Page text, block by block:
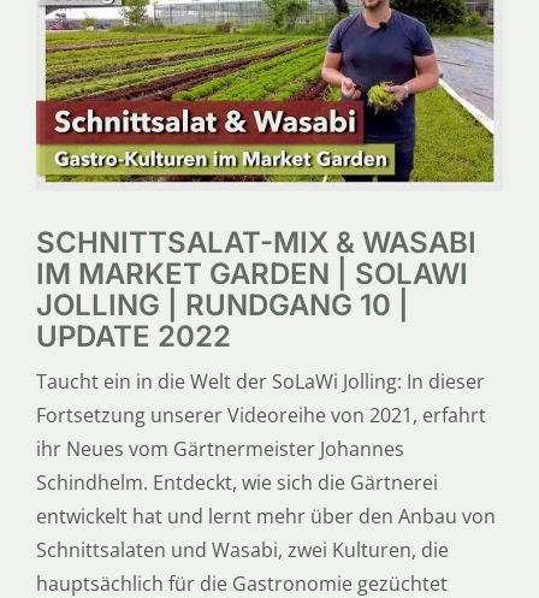
SERVICE
ÜBER UNS
SCHNITTSALAT-MIX & WASABI
IM MARKET GARDEN | SOLAWI
JOLLING | RUNDGANG 10 |
UPDATE 2022
Taucht ein in die Welt der SoLaWi Jolling: In dieser
Fortsetzung unserer Videoreihe von 2021, erfahrt
ihr Neues vom Gärtnermeister Johannes
Schindhelm. Entdeckt, wie sich die Gärtnerei
entwickelt hat und lernt mehr über den Anbau von
Schnittsalaten und Wasabi, zwei Kulturen, die
hauptsächlich für die Gastronomie gezüchtet